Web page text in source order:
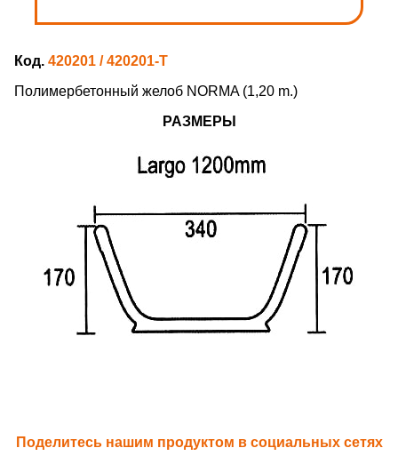
Код. 420201 / 420201-T
Полимербетонный желоб NORMA (1,20 m.)
РАЗМЕРЫ
Поделитесь нашим продуктом в социальных сетях